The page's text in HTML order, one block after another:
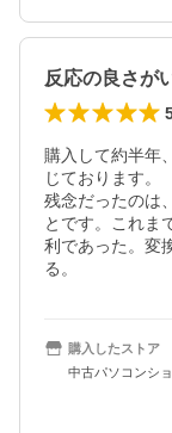
反応の良さが
購入して約半年
じております。
残念だったのは
とです。これま
利であった。変
る。
購入したストア
中古パソコンシ